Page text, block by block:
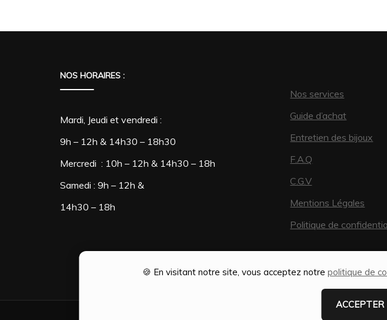
🍪 En visitant notre site, vous acceptez notre politique de
ACCEPTER
NOS HORAIRES :
Mardi, Jeudi et vendredi :
9h – 12h & 14h30 – 18h30
Mercredi : 10h – 12h & 14h30 – 18h
Samedi : 9h – 12h &
14h30 – 18h
Nos services
Guide d’achat
Entretien des bijoux
F.A.Q
C.G.V
Mentions Légales
Politique de
Création Ophélie PINTO | Optimisation SEO parWeb-Shine |